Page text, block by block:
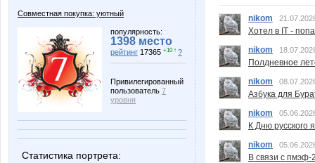
Совместная покупка: уютный
популярность:
1398 место
рейтинг 17365 +10 ↑ ?
Привилегированный
пользователь 7
уровня
Статистика портрета:
nikom
Хотел в IT -
nikom
Полдневное
nikom
Азбука для
nikom
К Дню русского
nikom
В связи с пмэф-